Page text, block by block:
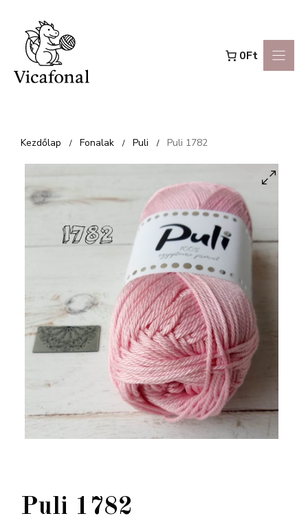
Kilépés
tartalomba
0Ft
Kezdőlap / Fonalak / Puli / Puli 1782
Puli 1782